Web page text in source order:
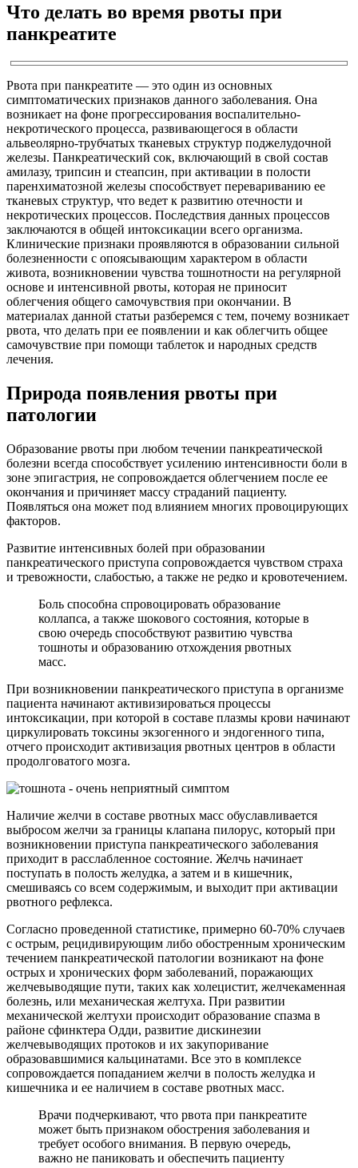
Что делать во время рвоты при
панкреатите
Рвота при панкреатите — это один из основных
симптоматических признаков данного заболевания. Она
возникает на фоне прогрессирования воспалительно-
некротического процесса, развивающегося в области
альвеолярно-трубчатых тканевых структур поджелудочной
железы. Панкреатический сок, включающий в свой состав
амилазу, трипсин и стеапсин, при активации в полости
паренхиматозной железы способствует перевариванию ее
тканевых структур, что ведет к развитию отечности и
некротических процессов. Последствия данных процессов
заключаются в общей интоксикации всего организма.
Клинические признаки проявляются в образовании сильной
болезненности с опоясывающим характером в области
живота, возникновении чувства тошнотности на регулярной
основе и интенсивной рвоты, которая не приносит
облегчения общего самочувствия при окончании. В
материалах данной статьи разберемся с тем, почему возникает
рвота, что делать при ее появлении и как облегчить общее
самочувствие при помощи таблеток и народных средств
лечения.
Природа появления рвоты при
патологии
Образование рвоты при любом течении панкреатической
болезни всегда способствует усилению интенсивности боли в
зоне эпигастрия, не сопровождается облегчением после ее
окончания и причиняет массу страданий пациенту.
Появляться она может под влиянием многих провоцирующих
факторов.
Развитие интенсивных болей при образовании
панкреатического приступа сопровождается чувством страха
и тревожности, слабостью, а также не редко и кровотечением.
Боль способна спровоцировать образование
коллапса, а также шокового состояния, которые в
свою очередь способствуют развитию чувства
тошноты и образованию отхождения рвотных
масс.
При возникновении панкреатического приступа в организме
пациента начинают активизироваться процессы
интоксикации, при которой в составе плазмы крови начинают
циркулировать токсины экзогенного и эндогенного типа,
отчего происходит активизация рвотных центров в области
продолговатого мозга.
Наличие желчи в составе рвотных масс обуславливается
выбросом желчи за границы клапана пилорус, который при
возникновении приступа панкреатического заболевания
приходит в расслабленное состояние. Желчь начинает
поступать в полость желудка, а затем и в кишечник,
смешиваясь со всем содержимым, и выходит при активации
рвотного рефлекса.
Согласно проведенной статистике, примерно 60-70% случаев
с острым, рецидивирующим либо обостренным хроническим
течением панкреатической патологии возникают на фоне
острых и хронических форм заболеваний, поражающих
желчевыводящие пути, таких как холецистит, желчекаменная
болезнь, или механическая желтуха. При развитии
механической желтухи происходит образование спазма в
районе сфинктера Одди, развитие дискинезии
желчевыводящих протоков и их закупоривание
образовавшимися кальцинатами. Все это в комплексе
сопровождается попаданием желчи в полость желудка и
кишечника и ее наличием в составе рвотных масс.
Врачи подчеркивают, что рвота при панкреатите
может быть признаком обострения заболевания и
требует особого внимания. В первую очередь,
важно не паниковать и обеспечить пациенту